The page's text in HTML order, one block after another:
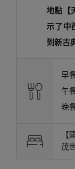
地點【
示了中
到新古
早
午
晚
【
茂